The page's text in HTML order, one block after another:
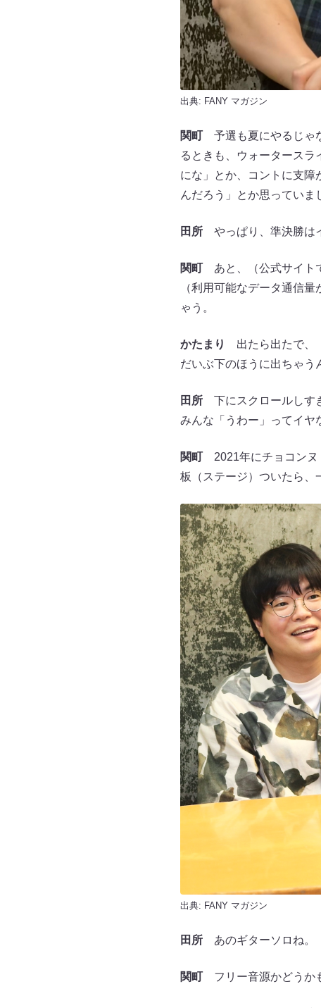
出典: FANY マガジン
関町予選も夏にやるじゃ
るときも、ウォータース
にな」とか、コントに支障
んだろう」とか思っていま
田所やっぱり、準決勝は
関町あと、（公式サイト
（利用可能なデータ通信
ゃう。
かたまり
出たら出たで、
だいぶ下のほうに出ちゃう
田所下にスクロールしすぎ
みんな「うわー」ってイヤ
関町2021年にチョコンヌ
板（ステージ）ついたら、
出典: FANY マガジン
田所あのギターソロね。
関町フリー音源かどうか